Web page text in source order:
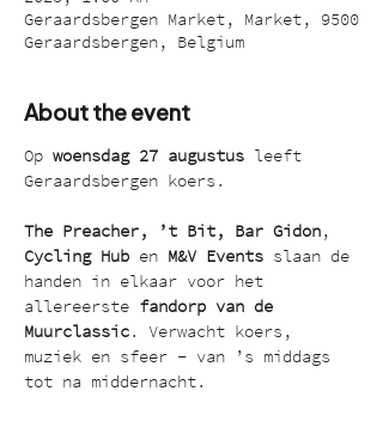
Geraardsbergen Market, Market, 9500
Geraardsbergen, Belgium
About the event
Op woensdag 27 augustus leeft
Geraardsbergen koers.
The Preacher, ’t Bit, Bar Gidon,
Cycling Hub en M&V Events slaan de
handen in elkaar voor het
allereerste fandorp van de
Muurclassic. Verwacht koers,
muziek en sfeer – van ’s middags
tot na middernacht.